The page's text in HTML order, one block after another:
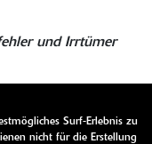
und Irrtümer
Surf-Erlebnis zu
nicht für die Erstellung